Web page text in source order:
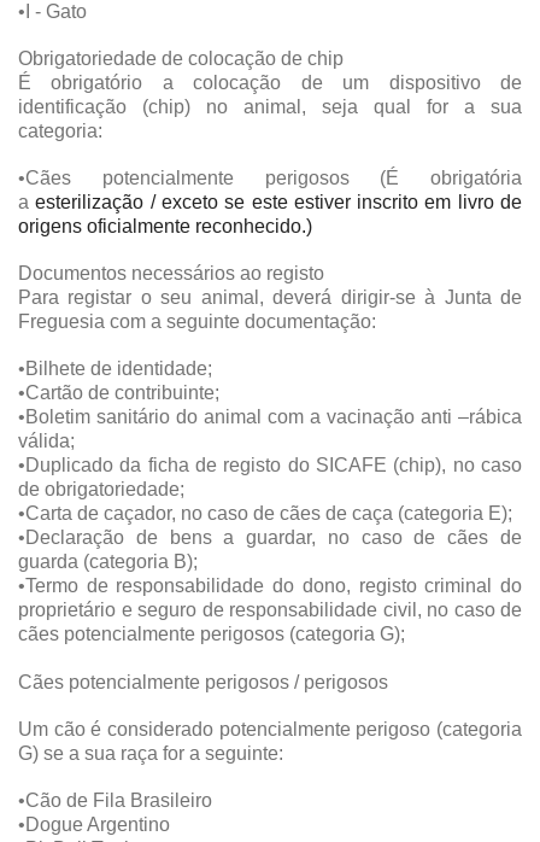
•I - Gato
Obrigatoriedade de colocação de chip
É obrigatório a colocação de um dispositivo de
identificação (chip) no animal, seja qual for a sua
categoria:
•Cães potencialmente perigosos (É obrigatória
aesterilização / exceto se este estiver inscrito em livro de
origens oficialmente reconhecido.)
Documentos necessários ao registo
Para registar o seu animal, deverá dirigir-se à Junta de
Freguesia com a seguinte documentação:
•Bilhete de identidade;
•Cartão de contribuinte;
•Boletim sanitário do animal com a vacinação anti –rábica
válida;
•Duplicado da ficha de registo do SICAFE (chip), no caso
de obrigatoriedade;
•Carta de caçador, no caso de cães de caça (categoria E);
•Declaração de bens a guardar, no caso de cães de
guarda (categoria B);
•Termo de responsabilidade do dono, registo criminal do
proprietário e seguro de responsabilidade civil, no caso de
cães potencialmente perigosos (categoria G);
Cães potencialmente perigosos / perigosos
Um cão é considerado potencialmente perigoso (categoria
G) se a sua raça for a seguinte:
•Cão de Fila Brasileiro
•Dogue Argentino